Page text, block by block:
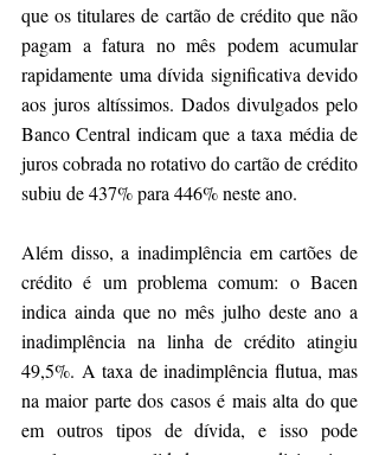
que os titulares de cartão de crédito que não
pagam a fatura no mês podem acumular
rapidamente uma dívida significativa devido
aos juros altíssimos. Dados divulgados pelo
Banco Central indicam que a taxa média de
juros cobrada no rotativo do cartão de crédito
subiu de 437% para 446% neste ano.
Além disso, a inadimplência em cartões de
crédito é um problema comum: o Bacen
indica ainda que no mês julho deste ano a
inadimplência na linha de crédito atingiu
49,5%. A taxa de inadimplência flutua, mas
na maior parte dos casos é mais alta do que
em outros tipos de dívida, e isso pode